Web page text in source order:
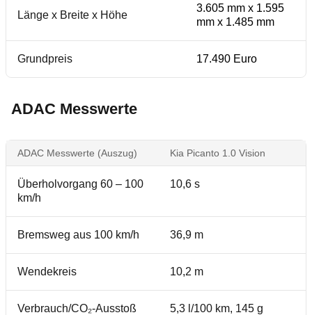
Länge x Breite x Höhe
3.605 mm x 1.595
mm x 1.485 mm
Grundpreis 17.490 Euro
ADAC Messwerte
ADAC Messwerte (Auszug) Kia Picanto 1.0 Vision
Überholvorgang 60 – 100
km/h
10,6 s
Bremsweg aus 100 km/h 36,9 m
Wendekreis 10,2 m
Verbrauch/CO₂-Ausstoß
5,3 l/100 km, 145 g